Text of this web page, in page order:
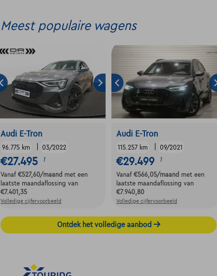
Meest populaire wagens
Audi E-Tron
96.775 km 03/2022
€27.495 1
Vanaf €527,60/maand met een
laatste maandaflossing van
€7.401,35
Volledige cijfervoorbeeld
Audi E-Tron
115.257 km 09/2021
€29.499 1
Vanaf €566,05/maand met een
laatste maandaflossing van
€7.940,80
Volledige cijfervoorbeeld
Ontdek het volledige aanbod